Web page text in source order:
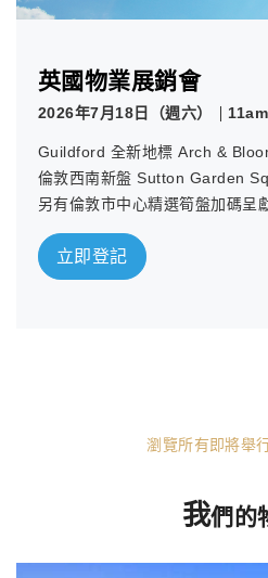
英國物業展銷會
2026年7月18日（週六）
Guildford 全新地標 Arch &
倫敦西南新盤 Sutton Garden
另有倫敦市中心精選筍盤加碼呈
立即登記
瀏覽所有即將舉
我們的